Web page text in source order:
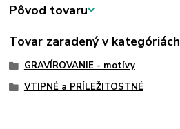
Pôvod tovaru
Tovar zaradený v kategóriách
GRAVÍROVANIE - motívy
VTIPNÉ a PRÍLEŽITOSTNÉ